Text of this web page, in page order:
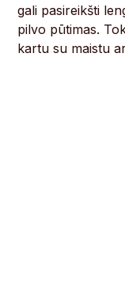
gali pasireikšti
pilvo pūtimas.
kartu su maistu